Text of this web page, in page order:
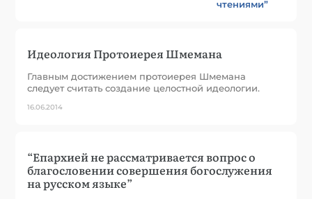
чтениями”
Идеология Протоиерея Шмемана
Главным достижением протоиерея Шмемана
следует считать создание целостной идеологии.
16.06.2014
“Епархией не рассматривается вопрос о
благословении совершения богослужения
на русском языке”